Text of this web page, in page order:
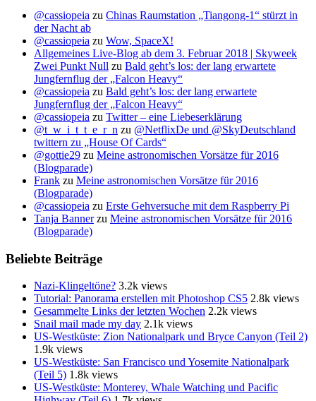
@cassiopeia zu Chinas Raumstation „Tiangong-1“ stürzt in
der Nacht ab
@cassiopeia zu Wow, SpaceX!
Allgemeines Live-Blog ab dem 3. Februar 2018 | Skyweek
Zwei Punkt Null zu Bald geht’s los: der lang erwartete
Jungfernflug der „Falcon Heavy“
@cassiopeia zu Bald geht’s los: der lang erwartete
Jungfernflug der „Falcon Heavy“
@cassiopeia zu Twitter – eine Liebeserklärung
@t_w_i_t_t_e_r_n zu @NetflixDe und @SkyDeutschland
twittern zu „House Of Cards“
@gottie29 zu Meine astronomischen Vorsätze für 2016
(Blogparade)
Frank zu Meine astronomischen Vorsätze für 2016
(Blogparade)
@cassiopeia zu Erste Gehversuche mit dem Raspberry Pi
Tanja Bannerzu Meine astronomischen Vorsätze für 2016
(Blogparade)
Beliebte Beiträge
Nazi-Klingeltöne? 3.2k views
Tutorial: Panorama erstellen mit Photoshop CS5 2.8k views
Gesammelte Links der letzten Wochen 2.2k views
Snail mail made my day 2.1k views
US-Westküste: Zion Nationalpark und Bryce Canyon (Teil 2)
1.9k views
US-Westküste: San Francisco und Yosemite Nationalpark
(Teil 5) 1.8k views
US-Westküste: Monterey, Whale Watching und Pacific